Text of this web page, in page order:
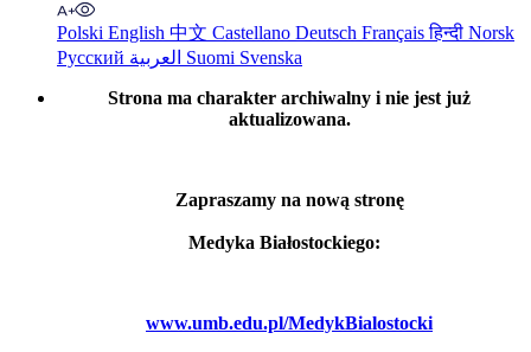
Polski English 中文 Castellano Deutsch Françaisहिन्दी Norsk
Русский
Suomi Svenska
Strona ma charakter archiwalny i nie jest już
aktualizowana.
Zapraszamy na nową stronę
Medyka Białostockiego:
www.umb.edu.pl/MedykBialostocki